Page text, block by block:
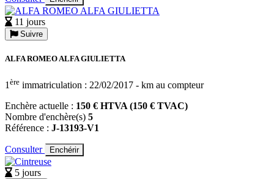
11 jours
Suivre
ALFA ROMEO ALFA GIULIETTA
1ère immatriculation : 22/02/2017 - km au compteur
Enchère actuelle : 150 € HTVA (150 € TVAC)
Nombre d'enchère(s) 5
Référence : J-13193-V1
Consulter Enchérir
5 jours